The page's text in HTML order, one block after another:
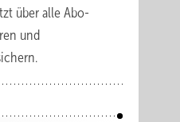
über alle Abo-
und